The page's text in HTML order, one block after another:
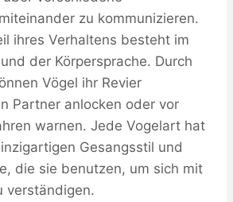
zu kommunizieren.
ihres Verhaltens besteht im
der Körpersprache. Durch
Vögel ihr Revier
Partner anlocken oder vor
warnen. Jede Vogelart hat
Gesangsstil und
die sie benutzen, um sich mit
verständigen.